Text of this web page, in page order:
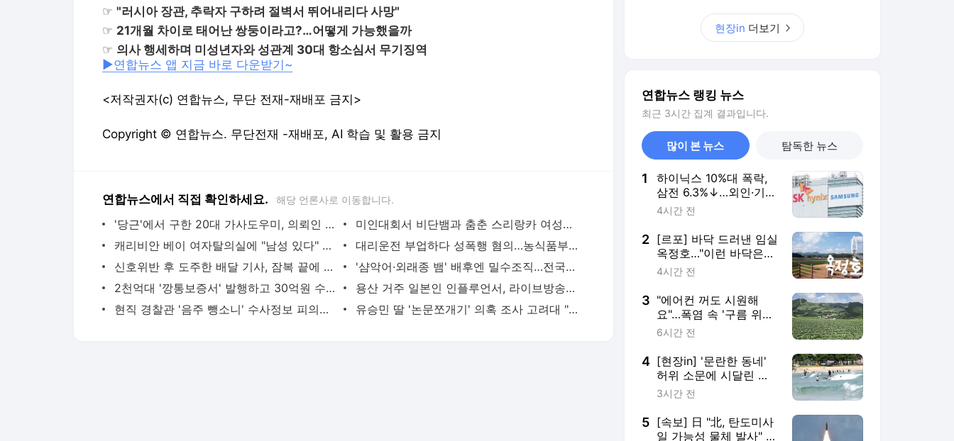
☞ "러시아 장관, 추락자 구하려 절벽서 뛰어내리다 사망"
☞ 21개월 차이로 태어난 쌍둥이라고?…어떻게 가능했을까
☞ 의사 행세하며 미성년자와 성관계 30대 항소심서 무기징역
▶연합뉴스 앱 지금 바로 다운받기~
<저작권자(c) 연합뉴스, 무단 전재-재배포 금지>
Copyright © 연합뉴스. 무단전재 -재배포, AI 학습 및 활용 금지
연합뉴스에서 직접 확인하세요. 해당 언론사로 이동합니다.
'당근'에서 구한 20대 가사도우미, 의뢰인 모친 유품 훔쳐가 | 연합뉴스
미인대회서 비단뱀과 춤춘 스리랑카 여성…동물학대 벌금형 | 연합뉴스
캐리비안 베이 여자탈의실에 "남성 있다" 신고 | 연합뉴스
대리운전 부업하다 성폭행 혐의…농식품부 산하 기관 직원 구속 | 연합뉴스
신호위반 후 도주한 배달 기사, 잠복 끝에 잡고 보니 수배자 | 연합뉴스
'샴악어·외래종 뱀' 배후엔 밀수조직…전국으로 택배 판매했다(종합) | 연합뉴스
2천억대 '깡통보증서' 발행하고 30억원 수수료 챙긴 유령보험사 | 연합뉴스
용산 거주 일본인 인플루언서, 라이브방송 도중 사망 | 연합뉴스
현직 경찰관 '음주 뺑소니' 수사정보 피의자 지인에 유출 의혹(종합) | 연합뉴스
유승민 딸 '논문쪼개기' 의혹 조사 고려대 "연구부정행위 아냐" | 연합뉴스
현장in 더보기
연합뉴스 랭킹 뉴스
최근 3시간 집계 결과입니다.
많이 본 뉴스 탐독한 뉴스
1
하이닉스 10%대 폭락,
삼전 6.3%↓…외인·기관
팔았다(종합)
4시간 전
2 [르포] 바닥 드러낸 임실
옥정호…"이런 바닥은
난생처음"
4시간 전
3 "에어컨 꺼도 시원해
요"…폭염 속 '구름 위의
땅' 안반데기
6시간 전
4 [현장in] '문란한 동네'
허위 소문에 시달린 양
양…올여름 피서객 급증
3시간 전
5 [속보] 日 "北, 탄도미사
일 가능성 물체 발사" <